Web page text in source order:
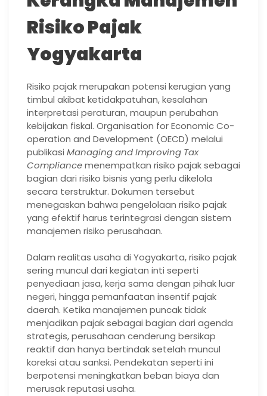
Risiko Pajak
Yogyakarta
Risiko pajak merupakan potensi kerugian yang
timbul akibat ketidakpatuhan, kesalahan
interpretasi peraturan, maupun perubahan
kebijakan fiskal. Organisation for Economic Co-
operation and Development (OECD) melalui
publikasi Managing and Improving Tax
Compliancemenempatkan risiko pajak sebagai
bagian dari risiko bisnis yang perlu dikelola
secara terstruktur. Dokumen tersebut
menegaskan bahwa pengelolaan risiko pajak
yang efektif harus terintegrasi dengan sistem
manajemen risiko perusahaan.
Dalam realitas usaha di Yogyakarta, risiko pajak
sering muncul dari kegiatan inti seperti
penyediaan jasa, kerja sama dengan pihak luar
negeri, hingga pemanfaatan insentif pajak
daerah. Ketika manajemen puncak tidak
menjadikan pajak sebagai bagian dari agenda
strategis, perusahaan cenderung bersikap
reaktif dan hanya bertindak setelah muncul
koreksi atau sanksi. Pendekatan seperti ini
berpotensi meningkatkan beban biaya dan
merusak reputasi usaha.